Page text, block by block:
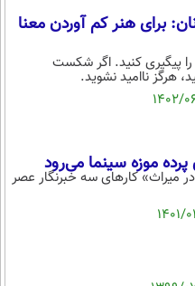
برای هنر کم آوردن معنا
را پیگیری کنید. اگر شکست
هرگز ناامید نشوید.
موزه سینما می‌رود
کارهای سه خبرنگار عصر